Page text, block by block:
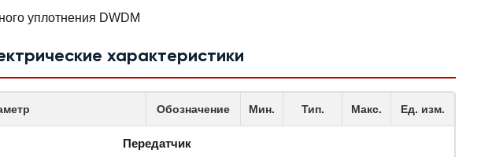
уплотнения DWDM
характеристики
Обозначение Мин. Тип. Макс. Ед. изм.
Передатчик